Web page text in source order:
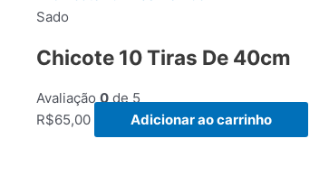
Sado
Chicote 10 Tiras De 40cm
Avaliação0de 5
R$65,00 Adicionar ao carrinho